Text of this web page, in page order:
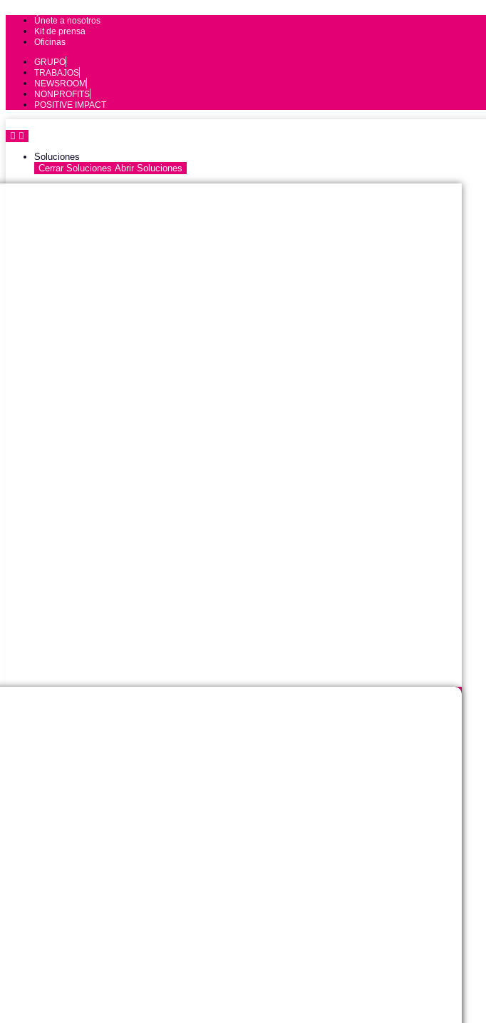
Únete a nosotros
Kit de prensa
Oficinas
GRUPO
TRABAJOS
NEWSROOM
NONPROFITS
POSITIVE IMPACT
Soluciones
Cerrar Soluciones Abrir Soluciones